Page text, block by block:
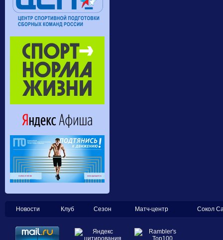
Новости Клуб Сезон Матч-центр Сокол